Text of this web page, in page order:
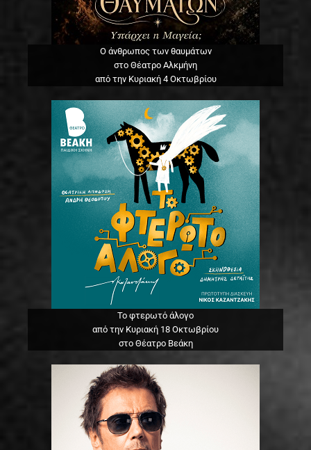
Ο άνθρωπος των θαυμάτων
στο Θέατρο Αλκμήνη
από την Κυριακή 4 Οκτωβρίου
Το φτερωτό άλογο
από την Κυριακή 18 Οκτωβρίου
στο Θέατρο Βεάκη